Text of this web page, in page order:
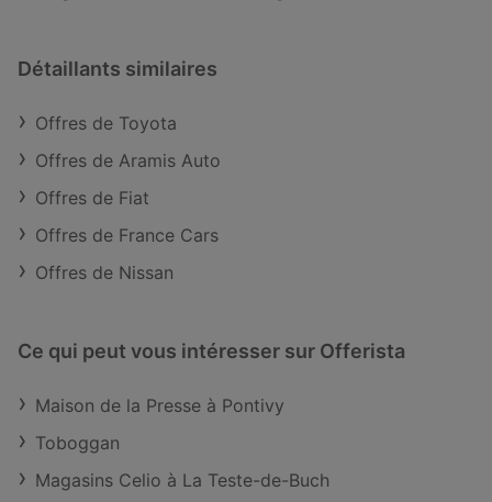
Détaillants similaires
Offres de Toyota
Offres de Aramis Auto
Offres de Fiat
Offres de France Cars
Offres de Nissan
Ce qui peut vous intéresser sur Offerista
Maison de la Presse à Pontivy
Toboggan
Magasins Celio à La Teste-de-Buch